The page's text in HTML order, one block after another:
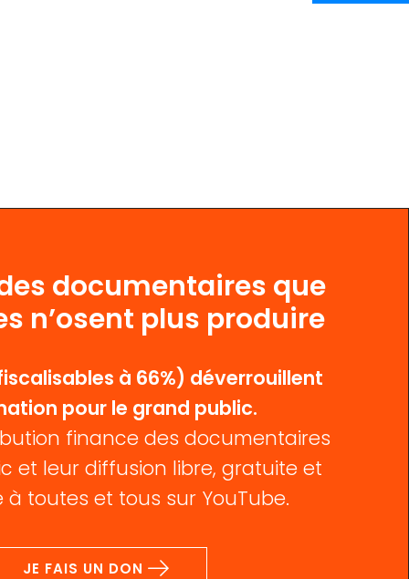
documentaires que
n’osent plus produire
à 66%) déverrouillent
pour le grand public.
finance des documentaires
et leur diffusion libre, gratuite et
à toutes et tous sur YouTube.
JE FAIS UN DON